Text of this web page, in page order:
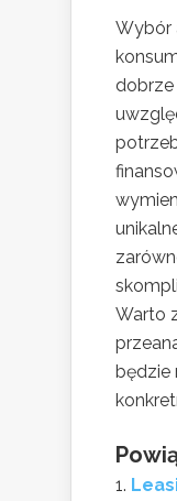
Wybór
dobrze
Warto
będzie